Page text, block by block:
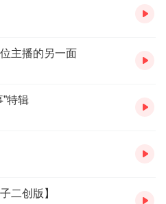
的手指是员工切肢事件？
主播的另一面
特辑
二创版】